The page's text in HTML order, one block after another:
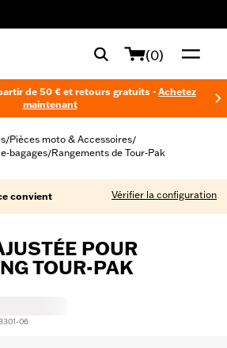
(0)
de 50 € et retours gratuits - Achetez
maintenant
/Pièces moto & Accessoires/
bagages/Rangements de Tour-Pak
convient Vérifier la configuration
POUR
TOUR-PAK
06